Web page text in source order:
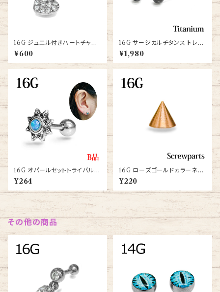
16G ジュエル付きハートチャー
ムバーベル(JA15898-16G-S
S)
¥600
16G サージカルチタンス トレー
トバーベル2本セット(TBB-ST
002-6-16G-BK)
¥1,980
16G オパールセットトライバル太
陽モチーフバーベル【JA1040-1
6G-SS】
¥264
16G ローズゴールドカラーネジ
コーン4mmパーツ(xcnt-16g-
rg)
¥220
その他の商品